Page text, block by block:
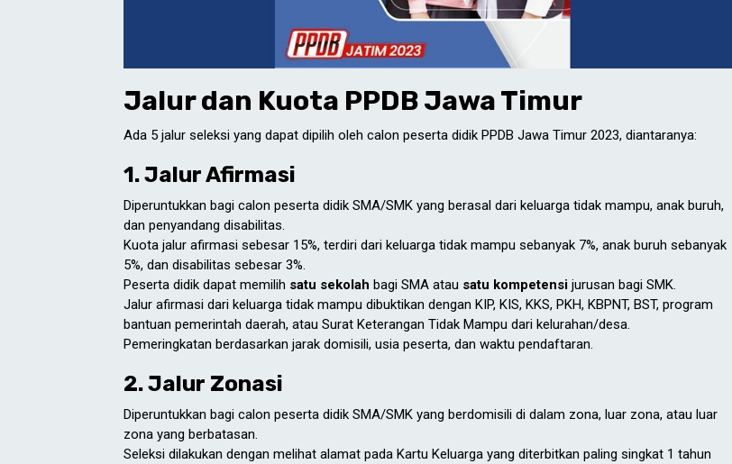
Jalur dan Kuota PPDB Jawa Timur
Ada 5 jalur seleksi yang dapat dipilih oleh calon peserta didik PPDB Jawa Timur 2023, diantaranya:
1. Jalur Afirmasi
Diperuntukkan bagi calon peserta didik SMA/SMK yang berasal dari keluarga tidak mampu, anak buruh,
dan penyandang disabilitas.
Kuota jalur afirmasi sebesar 15%, terdiri dari keluarga tidak mampu sebanyak 7%, anak buruh sebanyak
5%, dan disabilitas sebesar 3%.
Peserta didik dapat memilih satu sekolah bagi SMA atau satu kompetensi jurusan bagi SMK.
Jalur afirmasi dari keluarga tidak mampu dibuktikan dengan KIP, KIS, KKS, PKH, KBPNT, BST, program
bantuan pemerintah daerah, atau Surat Keterangan Tidak Mampu dari kelurahan/desa.
Pemeringkatan berdasarkan jarak domisili, usia peserta, dan waktu pendaftaran.
2. Jalur Zonasi
Diperuntukkan bagi calon peserta didik SMA/SMK yang berdomisili di dalam zona, luar zona, atau luar
zona yang berbatasan.
Seleksi dilakukan dengan melihat alamat pada Kartu Keluarga yang diterbitkan paling singkat 1 tahun